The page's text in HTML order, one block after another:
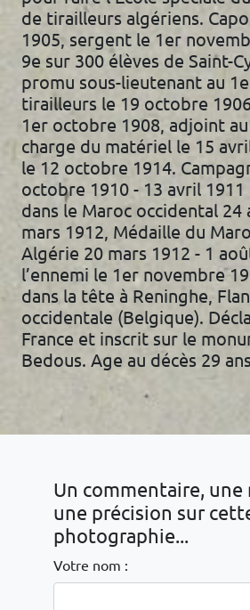
de tirailleurs algériens.
1905, sergent le 1er
9e sur 300 élèves de Saint-
promu sous-lieutenant au
tirailleurs le 19 octobre
1er octobre 1908, adjoint
charge du matériel le 15
le 12 octobre 1914.
octobre 1910 - 13 avril
dans le Maroc occidental 24
mars 1912, Médaille du
Algérie 20 mars 1912 - 1
l’ennemi le 1er novembre
dans la tête à Reninghe,
occidentale (Belgique).
France et inscrit sur le
Bedous. Age au décès 29
Un commentaire, une
une précision sur
photographie...
Votre nom :